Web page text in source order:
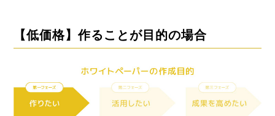
【低価格】作ることが目的の場合